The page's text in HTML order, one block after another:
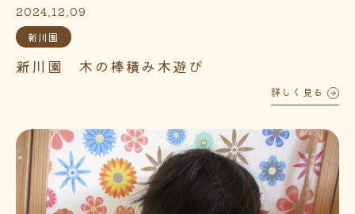
2024.12.09
新川園
新川園 木の棒積み木遊び
詳しく見る